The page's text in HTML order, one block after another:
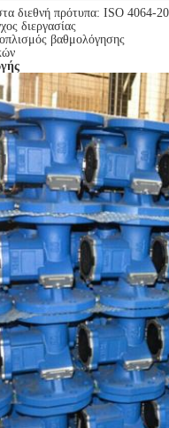
διεθνή πρότυπα: ISO 4064-
διεργασίας
βαθμολόγησης